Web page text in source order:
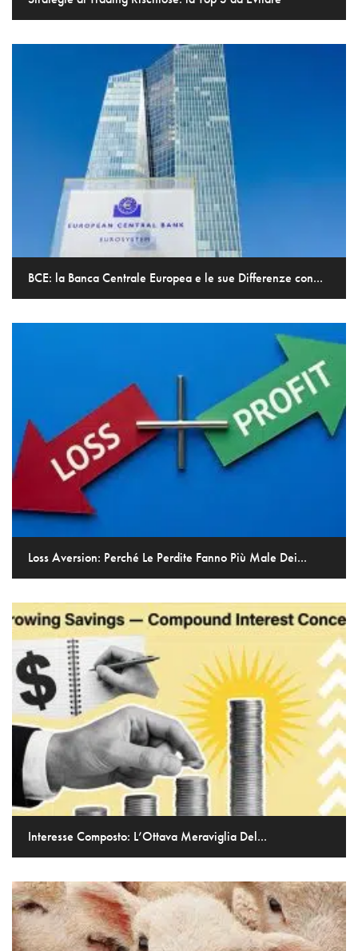
BCE: la Banca Centrale Europea e le sue Differenze con...
Loss Aversion: Perché Le Perdite Fanno Più Male Dei...
Interesse Composto: L’Ottava Meraviglia Del...